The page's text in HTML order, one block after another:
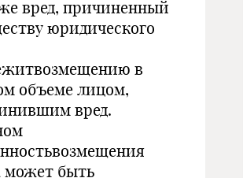
вред, причиненный
юридического
в
объеме лицом,
вред.
может быть